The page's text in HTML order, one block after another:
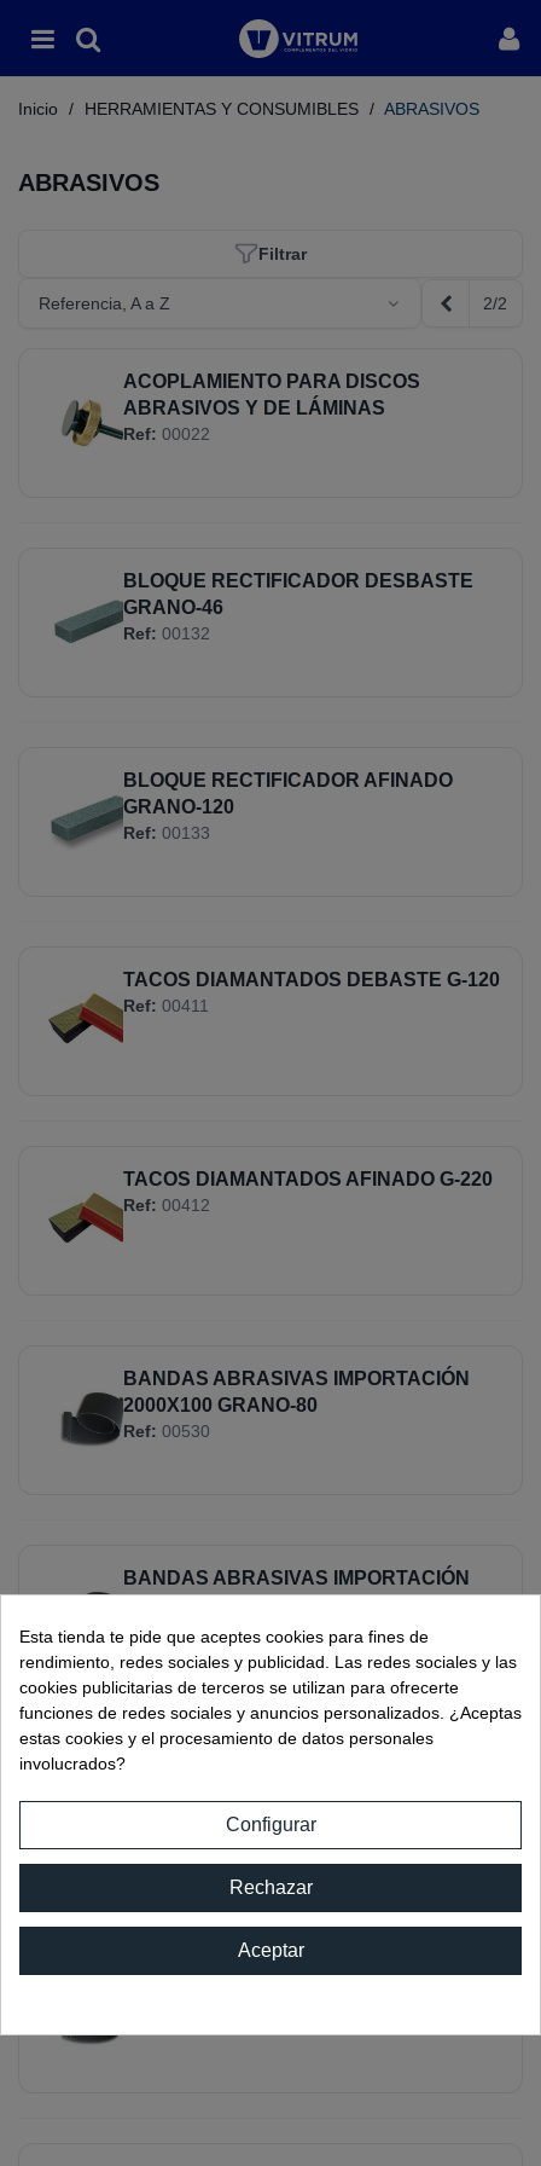
Inicio / HERRAMIENTAS Y CONSUMIBLES / ABRASIVOS
ABRASIVOS
Filtrar
Referencia, A a Z Anterior
2/2
ACOPLAMIENTO PARA DISCOS
ABRASIVOS Y DE LÁMINAS
Ref: 00022
BLOQUE RECTIFICADOR DESBASTE
GRANO-46
Ref: 00132
BLOQUE RECTIFICADOR AFINADO
GRANO-120
Ref: 00133
TACOS DIAMANTADOS DEBASTE G-120
Ref: 00411
TACOS DIAMANTADOS AFINADO G-220
Ref: 00412
BANDAS ABRASIVAS IMPORTACIÓN
2000X100 GRANO-80
Ref: 00530
BANDAS ABRASIVAS IMPORTACIÓN
Ref:00531
3000X100 GRANO-80
BANDAS ABRASIVAS IMPORTACIÓN
Esta tienda te pide que aceptes cookies para fines de
rendimiento, redes sociales y publicidad. Las redes sociales y las
cookies publicitarias de terceros se utilizan para ofrecerte
funciones de redes sociales y anuncios personalizados. ¿Aceptas
estas cookies y el procesamiento de datos personales
involucrados?
Configurar
Rechazar
Aceptar